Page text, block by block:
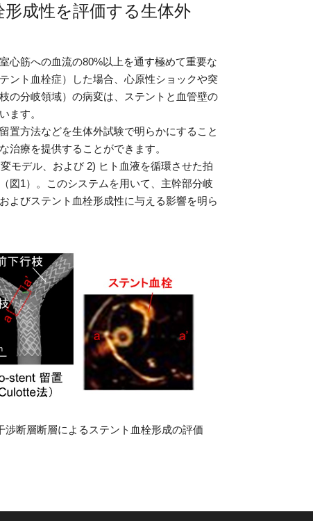
成性を評価する生体外
心筋への血流の80%以上を通す極めて重要な
ント血栓症）した場合、心原性ショックや突
の分岐領域）の病変は、ステントと血管壁の
ます。
方法などを生体外試験で明らかにすること
治療を提供することができます。
モデル、および 2) ヒト血液を循環させた拍
図1）。このシステムを用いて、主幹部分岐
よびステント血栓形成性に与える影響を明ら
層によるステント血栓形成の評価